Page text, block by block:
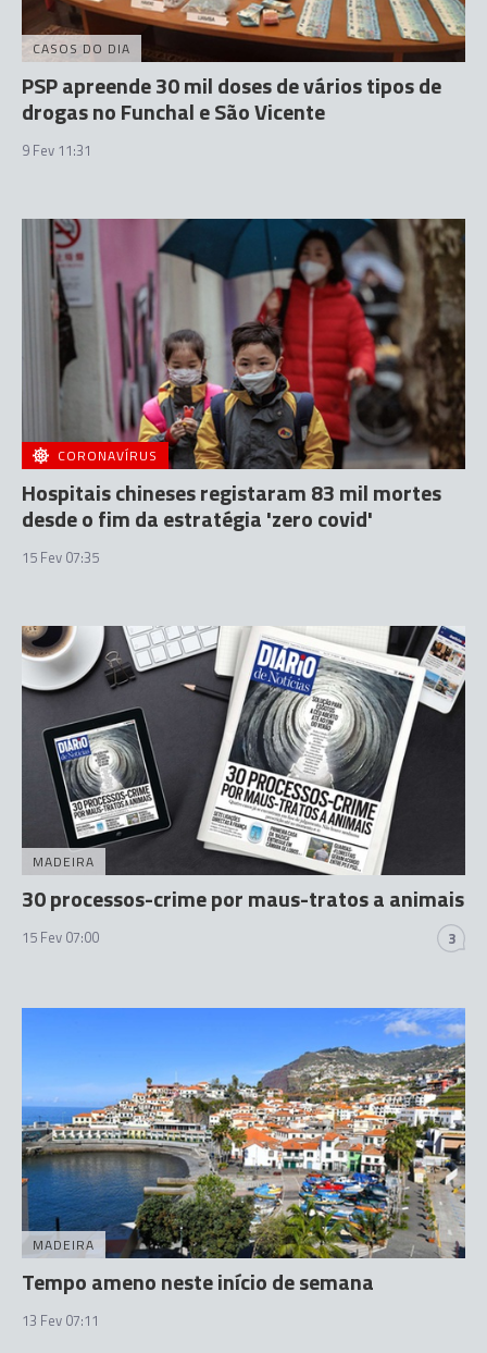
CASOS DO DIA
PSP apreende 30 mil doses de vários tipos de
drogas no Funchal e São Vicente
9 Fev 11:31
CORONAVÍRUS
Hospitais chineses registaram 83 mil mortes
desde o fim da estratégia 'zero covid'
15 Fev 07:35
MADEIRA
30 processos-crime por maus-tratos a animais
15 Fev 07:00 3
MADEIRA
Tempo ameno neste início de semana
13 Fev 07:11